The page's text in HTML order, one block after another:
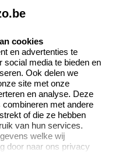
Onze vacatures
opnemen
vragen
cookies
en advertenties te
social media te bieden en
Ook delen we
site met onze
en analyse. Deze
met andere
of die ze hebben
van hun services.
welke wij
door naar ons privacy